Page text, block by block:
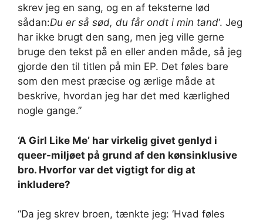
skrev jeg en sang, og en af ​​teksterne lød
sådan:Du er så sød, du får ondt i min tand‘. Jeg
har ikke brugt den sang, men jeg ville gerne
bruge den tekst på en eller anden måde, så jeg
gjorde den til titlen på min EP. Det føles bare
som den mest præcise og ærlige måde at
beskrive, hvordan jeg har det med kærlighed
nogle gange.”
‘A Girl Like Me’ har virkelig givet genlyd i
queer-miljøet på grund af den kønsinklusive
bro. Hvorfor var det vigtigt for dig at
inkludere?
“Da jeg skrev broen, tænkte jeg: ‘Hvad føles